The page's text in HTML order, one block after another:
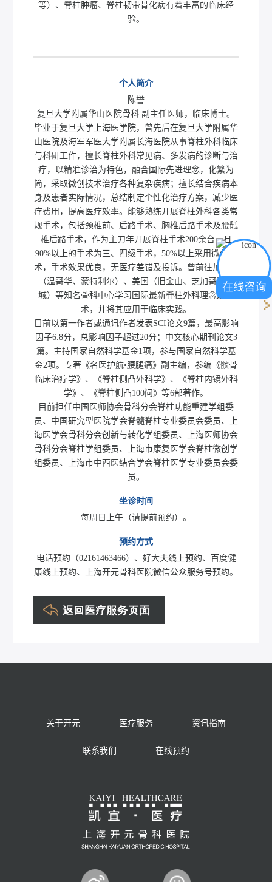
等）、脊柱肿瘤、脊柱韧带骨化病有着丰富的临床经
验。
个人简介
陈誉
复旦大学附属华山医院骨科 副主任医师，临床博士。
毕业于复旦大学上海医学院，曾先后在复旦大学附属华
山医院及海军军医大学附属长海医院从事脊柱外科临床
与科研工作，擅长脊柱外科常见病、多发病的诊断与治
疗，以精准诊治为特色，融合国际先进理念，化繁为
简，采取微创技术治疗各种复杂疾病；擅长结合疾病本
身及患者实际情况，总结制定个性化治疗方案，减少医
疗费用，提高医疗效率。能够熟练开展脊柱外科各类常
规手术，包括颈椎前、后路手术、胸椎后路手术及腰骶
椎后路手术，作为主刀年开展脊柱手术200余台，且
90%以上的手术为三、四级手术，50%以上采用微创技
术，手术效果优良，无医疗差错及投诉。曾前往加拿大
（温哥华、蒙特利尔）、美国（旧金山、芝加哥及费
城）等知名骨科中心学习国际最新脊柱外科理念及技
术，并将其应用于临床实践。
目前以第一作者或通讯作者发表SCI论文9篇，最高影响
因子6.8分，总影响因子超过20分；中文核心期刊论文3
篇。主持国家自然科学基金1项，参与国家自然科学基
金2项。专著《名医护航•腰腿痛》副主编，参编《髌骨
临床治疗学》、《脊柱侧凸外科学》、《脊柱内镜外科
学》、《脊柱侧凸100问》等6部著作。
目前担任中国医师协会骨科分会脊柱功能重建学组委
员、中国研究型医院学会脊髓脊柱专业委员会委员、上
海医学会骨科分会创新与转化学组委员、上海医师协会
骨科分会脊柱学组委员、上海市康复医学会脊柱微创学
组委员、上海市中西医结合学会脊柱医学专业委员会委
员。
坐诊时间
每周日上午（请提前预约）。
预约方式
电话预约（02161463466）、好大夫线上预约、百度健
康线上预约、上海开元骨科医院微信公众服务号预约。
关于开元 医疗服务 资讯指南
联系我们 在线预约
在线咨询